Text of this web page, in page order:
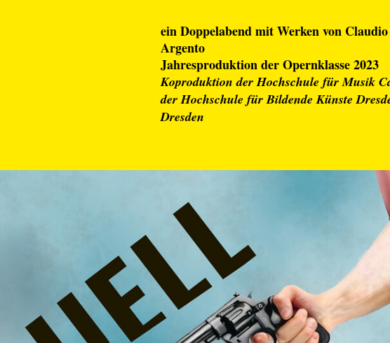
ein Doppelabend mit Werken von
Argento
Jahresproduktion der Opernklasse 2023
Koproduktion der Hochschule für Musik
der Hochschule für Bildende Künste
Dresden